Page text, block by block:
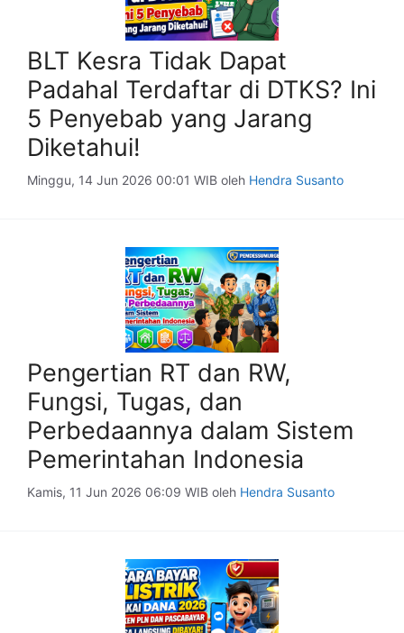
BLT Kesra Tidak Dapat
Padahal Terdaftar di DTKS? Ini
5 Penyebab yang Jarang
Diketahui!
Minggu, 14 Jun 2026 00:01 WIB oleh Hendra Susanto
Pengertian RT dan RW,
Fungsi, Tugas, dan
Perbedaannya dalam Sistem
Pemerintahan Indonesia
Kamis, 11 Jun 2026 06:09 WIB oleh Hendra Susanto